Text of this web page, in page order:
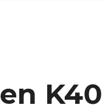
K40